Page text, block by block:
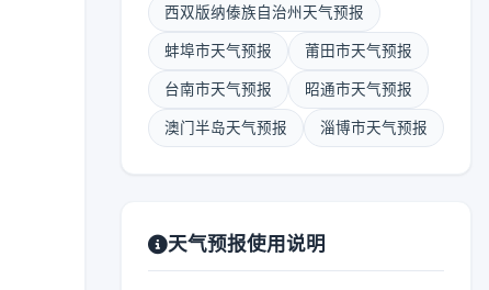
西双版纳傣族自治州天气预报
蚌埠市天气预报 莆田市天气预报
台南市天气预报 昭通市天气预报
澳门半岛天气预报 淄博市天气预报
天气预报使用说明